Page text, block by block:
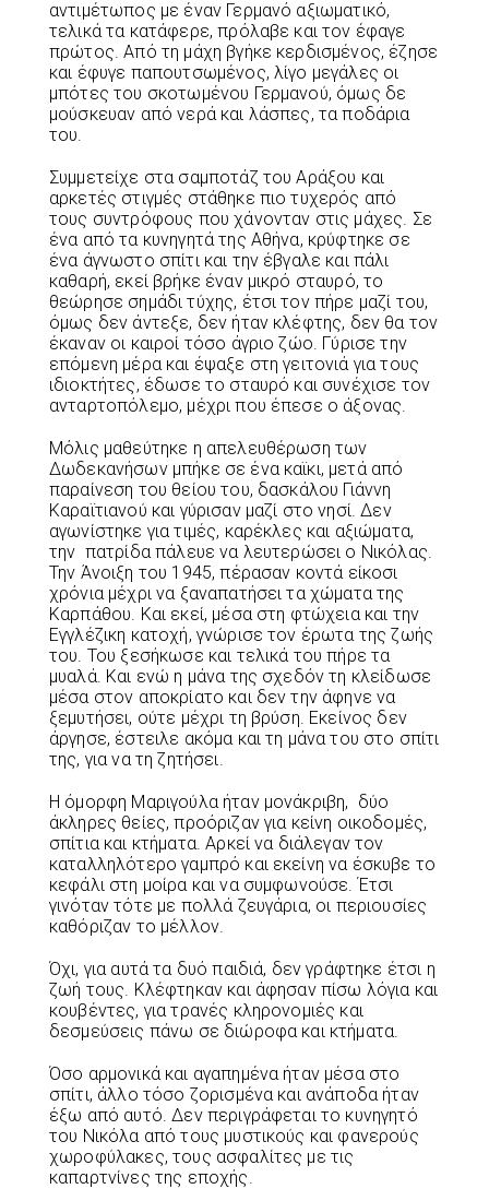
αντιμέτωπος με έναν Γερμανό αξιωματικό,
τελικά τα κατάφερε, πρόλαβε και τον έφαγε
πρώτος. Από τη μάχη βγήκε κερδισμένος, έζησε
και έφυγε παπουτσωμένος, λίγο μεγάλες οι
μπότες του σκοτωμένου Γερμανού, όμως δε
μούσκευαν από νερά και λάσπες, τα ποδάρια
του.
Συμμετείχε στα σαμποτάζ του Αράξου και
αρκετές στιγμές στάθηκε πιο τυχερός από
τους συντρόφους που χάνονταν στις μάχες. Σε
ένα από τα κυνηγητά της Αθήνα, κρύφτηκε σε
ένα άγνωστο σπίτι και την έβγαλε και πάλι
καθαρή, εκεί βρήκε έναν μικρό σταυρό, το
θεώρησε σημάδι τύχης, έτσι τον πήρε μαζί του,
όμως δεν άντεξε, δεν ήταν κλέφτης, δεν θα τον
έκαναν οι καιροί τόσο άγριο ζώο. Γύρισε την
επόμενη μέρα και έψαξε στη γειτονιά για τους
ιδιοκτήτες, έδωσε το σταυρό και συνέχισε τον
ανταρτοπόλεμο, μέχρι που έπεσε ο άξονας.
Μόλις μαθεύτηκε η απελευθέρωση των
Δωδεκανήσων μπήκε σε ένα καϊκι, μετά από
παραίνεση του θείου του, δασκάλου Γιάννη
Καραϊτιανού και γύρισαν μαζί στο νησί. Δεν
αγωνίστηκε για τιμές, καρέκλες και αξιώματα,
την πατρίδα πάλευε να λευτερώσει ο Νικόλας.
Την Άνοιξη του 1945, πέρασαν κοντά είκοσι
χρόνια μέχρι να ξαναπατήσει τα χώματα της
Καρπάθου. Και εκεί, μέσα στη φτώχεια και την
Εγγλέζικη κατοχή, γνώρισε τον έρωτα της ζωής
του. Του ξεσήκωσε και τελικά του πήρε τα
μυαλά. Και ενώ η μάνα της σχεδόν τη κλείδωσε
μέσα στον αποκρίατο και δεν την άφηνε να
ξεμυτήσει, ούτε μέχρι τη βρύση. Εκείνος δεν
άργησε, έστειλε ακόμα και τη μάνα του στο σπίτι
της, για να τη ζητήσει.
Η όμορφη Μαριγούλα ήταν μονάκριβη, δύο
άκληρες θείες, προόριζαν για κείνη οικοδομές,
σπίτια και κτήματα. Αρκεί να διάλεγαν τον
καταλληλότερο γαμπρό και εκείνη να έσκυβε το
κεφάλι στη μοίρα και να συμφωνούσε. Έτσι
γινόταν τότε με πολλά ζευγάρια, οι περιουσίες
καθόριζαν το μέλλον.
Όχι, για αυτά τα δυό παιδιά, δεν γράφτηκε έτσι η
ζωή τους. Κλέφτηκαν και άφησαν πίσω λόγια και
κουβέντες, για τρανές κληρονομιές και
δεσμεύσεις πάνω σε διώροφα και κτήματα.
Όσο αρμονικά και αγαπημένα ήταν μέσα στο
σπίτι, άλλο τόσο ζορισμένα και ανάποδα ήταν
έξω από αυτό. Δεν περιγράφεται το κυνηγητό
του Νικόλα από τους μυστικούς και φανερούς
χωροφύλακες, τους ασφαλίτες με τις
καπαρτνίνες της εποχής.